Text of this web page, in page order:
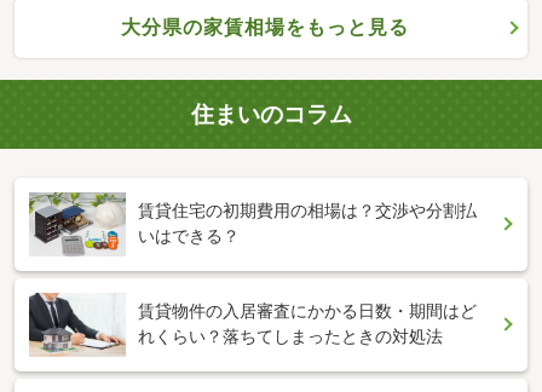
大分県の家賃相場をもっと見る
住まいのコラム
賃貸住宅の初期費用の相場は？交渉や分割払
いはできる？
賃貸物件の入居審査にかかる日数・期間はど
れくらい？落ちてしまったときの対処法